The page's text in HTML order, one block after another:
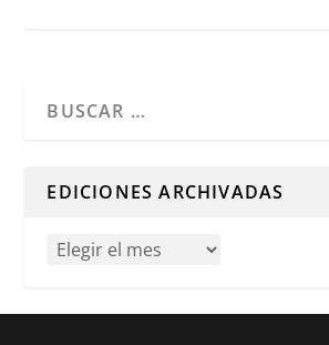
EDICIONES ARCHIVADAS